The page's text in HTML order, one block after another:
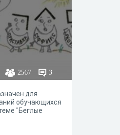
2567 3
для
обучающихся
"Беглые